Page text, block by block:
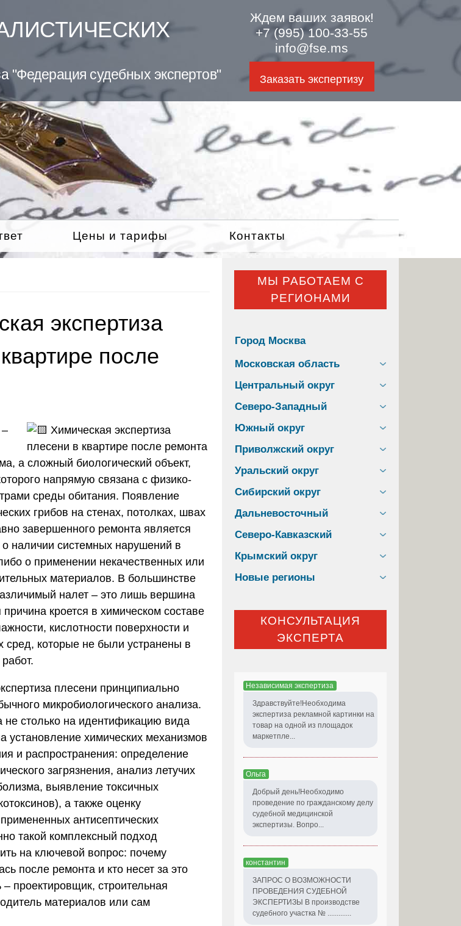
"Федерация судебных экспертов"
Ждем ваших заявок!
+7 (995) 100-33-55
info@fse.ms
Заказать экспертизу
Цены и тарифы Контакты
экспертиза
после
а сложный биологический объект,
напрямую связана с физико-
среды обитания. Появление
грибов на стенах, потолках, швах
завершенного ремонта является
наличии системных нарушений в
о применении некачественных или
материалов. В большинстве
налет – это лишь вершина
кроется в химическом составе
кислотности поверхности и
сред, которые не были устранены в
плесени принципиально
микробиологического анализа.
столько на идентификацию вида
установление химических механизмов
и распространения: определение
загрязнения, анализ летучих
выявление токсичных
а также оценку
антисептических
такой комплексный подход
на ключевой вопрос: почему
после ремонта и кто несет за это
– проектировщик, строительная
материалов или сам
МЫ РАБОТАЕМ С
РЕГИОНАМИ
Город Москва
Московская область
Центральный округ
Северо-Западный
Южный округ
Приволжский округ
Уральский округ
Сибирский округ
Дальневосточный
Северо-Кавказский
Крымский округ
Новые регионы
КОНСУЛЬТАЦИЯ
ЭКСПЕРТА
Независимая экспертиза
Здравствуйте!Необходима
экспертиза рекламной картинки на
товар на одной из площадок
маркетпле...
Ольга
Добрый день!Необходимо
проведение по гражданскому делу
судебной медицинской
экспертизы. Вопро...
константин
ЗАПРОС О ВОЗМОЖНОСТИ
ПРОВЕДЕНИЯ СУДЕБНОЙ
ЭКСПЕРТИЗЫ В производстве
судебного участка № .............